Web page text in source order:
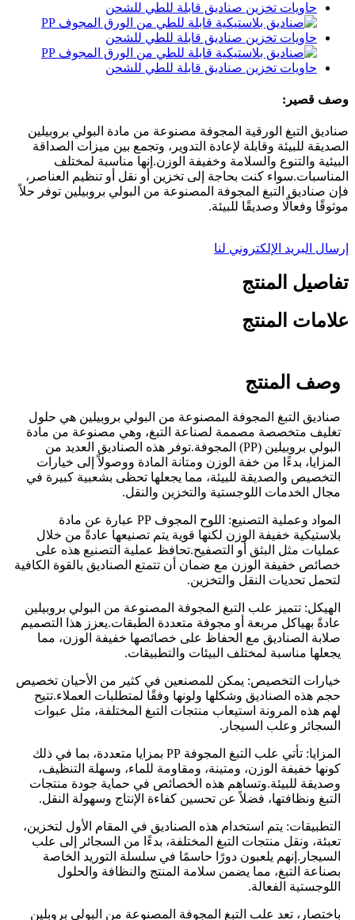
وصف قصير:
صناديق التبغ الورقية المجوفة مصنوعة من مادة البولي بروبيلين
الصديقة للبيئة وقابلة لإعادة التدوير، وتجمع بين ميزات الصداقة
البيئية والتنوع والسلامة وخفيفة الوزن.إنها مناسبة لمختلف
المناسبات.سواء كنت بحاجة إلى تخزين أو نقل أو تنظيم العناصر،
فإن صناديق التبغ المجوفة المصنوعة من البولي بروبيلين توفر حلاً
موثوقًا وفعالًا وصديقًا للبيئة.
إرسال البريد الإلكتروني لنا
تفاصيل المنتج
علامات المنتج
وصف المنتج
صناديق التبغ المجوفة المصنوعة من البولي بروبيلين هي حلول
تغليف متخصصة مصممة لصناعة التبغ، وهي مصنوعة من مادة
البولي بروبيلين (PP) المجوفة.توفر هذه الصناديق العديد من
المزايا، بدءًا من خفة الوزن ومتانة المادة ووصولاً إلى خيارات
التخصيص والصديقة للبيئة، مما يجعلها تحظى بشعبية كبيرة في
مجال الخدمات اللوجستية والتخزين والنقل.
المواد وعملية التصنيع: اللوح المجوف PP عبارة عن مادة
بلاستيكية خفيفة الوزن لكنها قوية يتم تصنيعها عادةً من خلال
عمليات مثل البثق أو التصفيح.تحافظ عملية التصنيع هذه على
خصائص خفيفة الوزن مع ضمان أن تتمتع الصناديق بالقوة الكافية
لتحمل تحديات النقل والتخزين.
الهيكل: تتميز علب التبغ المجوفة المصنوعة من البولي بروبيلين
عادةً بهياكل مربعة أو مجوفة متعددة الطبقات.يعزز هذا التصميم
صلابة الصناديق مع الحفاظ على خصائصها خفيفة الوزن، مما
يجعلها مناسبة لمختلف البيئات والتطبيقات.
خيارات التخصيص: يمكن للمصنعين في كثير من الأحيان تخصيص
حجم هذه الصناديق وشكلها ولونها وفقًا لمتطلبات العملاء.تتيح
لهم هذه المرونة استيعاب منتجات التبغ المختلفة، مثل عبوات
السجائر وعلب السيجار.
المزايا: تأتي علب التبغ المجوفة PP بمزايا متعددة، بما في ذلك
كونها خفيفة الوزن، ومتينة، ومقاومة للماء، وسهلة التنظيف،
وصديقة للبيئة.وتساهم هذه الخصائص في حماية جودة منتجات
التبغ ونظافتها، فضلاً عن تحسين كفاءة الإنتاج وسهولة النقل.
التطبيقات: يتم استخدام هذه الصناديق في المقام الأول لتخزين،
تعبئة، ونقل منتجات التبغ المختلفة، بدءًا من السجائر إلى علب
السيجار.إنهم يلعبون دورًا حاسمًا في سلسلة التوريد الخاصة
بصناعة التبغ، مما يضمن سلامة المنتج والنظافة والحلول
اللوجستية الفعالة.
باختصار، تعد علب التبغ المجوفة المصنوعة من البولي بروبلين